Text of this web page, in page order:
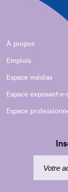
À propos
Emplois
Espace médias
Espace
Espace